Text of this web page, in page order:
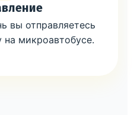
вы отправляетесь
микроавтобусе.